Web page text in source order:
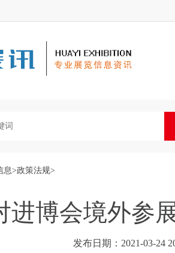
息>政策法规>
进博会境外参
发布日期：2021-03-24